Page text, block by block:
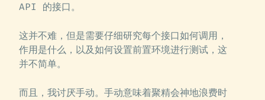
API 的接口。
这并不难，但是需要仔细研究每个接口如何调用，
作用是什么，以及如何设置前置环境进行测试，这
并不简单。
而且，我讨厌手动。手动意味着聚精会神地浪费时